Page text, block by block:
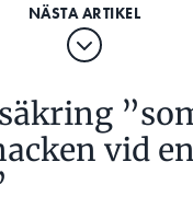
vid en